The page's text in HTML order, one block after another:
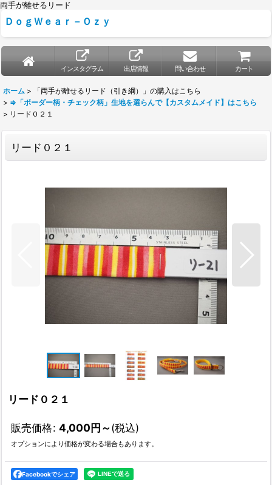
両手が離せるリード
ＤｏｇＷｅａｒ－Ｏｚｙ
インスタグラム 出店情報 問い合わせ カート
ホーム >
「両手が離せるリード（引き綱）」の購入はこちら
> ⇒「ボーダー柄・チェック柄」生地を選らんで【カスタムメイド】はこちら
> リード０２１
リード０２１
リード０２１
販売価格: 4,000円～(税込)
オプションにより価格が変わる場合もあります。
Facebookでシェア